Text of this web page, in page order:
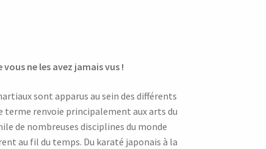
ne les avez jamais vus !
sont apparus au sein des différents
renvoie principalement aux arts du
de nombreuses disciplines du monde
au fil du temps. Du karaté japonais à la